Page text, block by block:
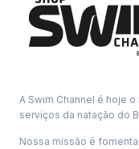
A Swim Channel é hoje
serviços da natação do
Nossa missão é